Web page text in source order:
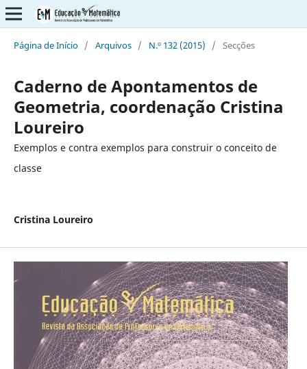
Página de Início / Arquivos / N.º 132 (2015) / Secções
Caderno de Apontamentos de
Geometria, coordenação Cristina
Loureiro
Exemplos e contra exemplos para construir o conceito de
classe
Cristina Loureiro